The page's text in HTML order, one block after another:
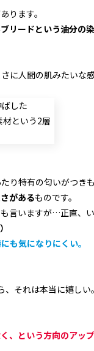
ります。
リードという油分の
に人間の肌みたいな感
り特有の匂いがつきも
があるものです。
言いますが…正直、
も気になりにくい。
、それは本当に嬉しい。
、という方向のアッ